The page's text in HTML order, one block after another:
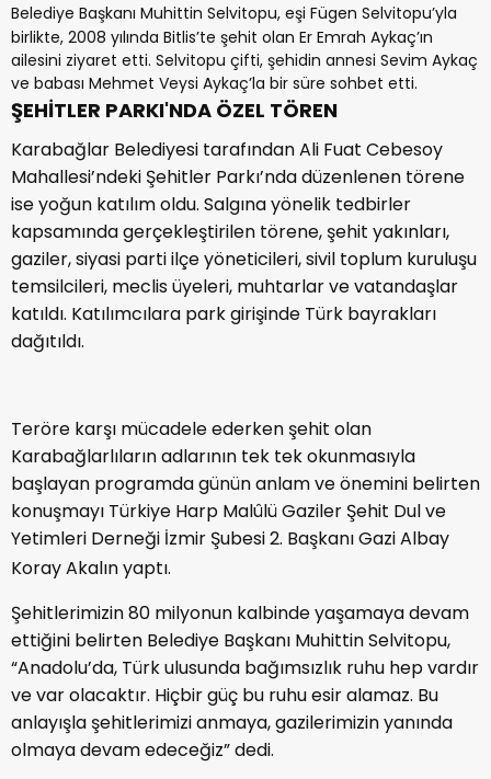
Belediye Başkanı Muhittin Selvitopu, eşi Fügen Selvitopu’yla
birlikte, 2008 yılında Bitlis’te şehit olan Er Emrah Aykaç’ın
ailesini ziyaret etti. Selvitopu çifti, şehidin annesi Sevim Aykaç
ve babası Mehmet Veysi Aykaç’la bir süre sohbet etti.
ŞEHİTLER PARKI'NDA ÖZEL TÖREN
Karabağlar Belediyesi tarafından Ali Fuat Cebesoy
Mahallesi’ndeki Şehitler Parkı’nda düzenlenen törene
ise yoğun katılım oldu. Salgına yönelik tedbirler
kapsamında gerçekleştirilen törene, şehit yakınları,
gaziler, siyasi parti ilçe yöneticileri, sivil toplum kuruluşu
temsilcileri, meclis üyeleri, muhtarlar ve vatandaşlar
katıldı. Katılımcılara park girişinde Türk bayrakları
dağıtıldı.
Teröre karşı mücadele ederken şehit olan
Karabağlarlıların adlarının tek tek okunmasıyla
başlayan programda günün anlam ve önemini belirten
konuşmayı Türkiye Harp Malûlü Gaziler Şehit Dul ve
Yetimleri Derneği İzmir Şubesi 2. Başkanı Gazi Albay
Koray Akalın yaptı.
Şehitlerimizin 80 milyonun kalbinde yaşamaya devam
ettiğini belirten Belediye Başkanı Muhittin Selvitopu,
“Anadolu’da, Türk ulusunda bağımsızlık ruhu hep vardır
ve var olacaktır. Hiçbir güç bu ruhu esir alamaz. Bu
anlayışla şehitlerimizi anmaya, gazilerimizin yanında
olmaya devam edeceğiz” dedi.